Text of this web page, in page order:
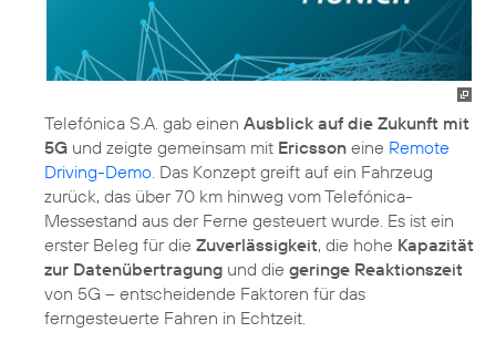
Telefónica S.A. gab einen Ausblick auf die Zukunft mit
5G und zeigte gemeinsam mit Ericsson eine Remote
Driving-Demo . Das Konzept greift auf ein Fahrzeug
zurück, das über 70 km hinweg vom Telefónica-
Messestand aus der Ferne gesteuert wurde. Es ist ein
erster Beleg für die Zuverlässigkeit, die hohe Kapazität
zur Datenübertragung und die geringe Reaktionszeit
von 5G – entscheidende Faktoren für das
ferngesteuerte Fahren in Echtzeit.